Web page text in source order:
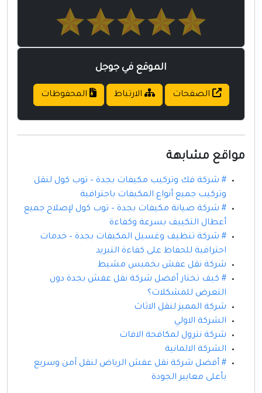
الموقع في جوجل
الصفحات الارتباط المحفوظات
مواقع مشابهة
# شركة فك وتركيب مكيفات بجدة – توب كول لنقل
وتركيب جميع أنواع المكيفات باحترافية
# شركة صيانة مكيفات بجدة – توب كول لإصلاح جميع
أعطال التكييف بسرعة وكفاءة
# شركة تنظيف وغسيل المكيفات بجدة – خدمات
احترافية للحفاظ على كفاءة التبريد
شركة نقل عفش بخميس مشيط
# كيف تختار أفضل شركة نقل عفش بجدة دون
التعرض للمشكلات؟
شركة المميز لنقل الاثاث
الشركة الاولي
شركة نترول لمكافحة الافات
الشركة الالمانية
# أفضل شركة نقل عفش الرياض لنقل آمن وسريع
بأعلى معايير الجودة